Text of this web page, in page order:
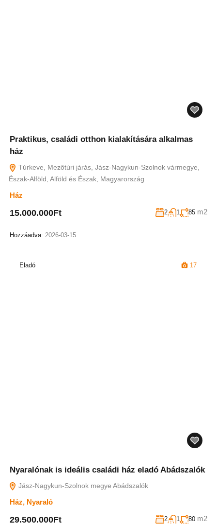
Praktikus, családi otthon kialakítására alkalmas
ház
Túrkeve, Mezőtúri járás, Jász-Nagykun-Szolnok vármegye,
Észak-Alföld, Alföld és Észak, Magyarország
Ház
15.000.000Ft 2 1 85 m2
Hozzáadva: 2026-03-15
Eladó 17
Nyaralónak is ideális családi ház eladó Abádszalók
Jász-Nagykun-Szolnok megye Abádszalók
Ház, Nyaraló
29.500.000Ft 2 1 80 m2